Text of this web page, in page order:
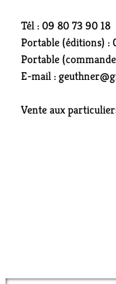
Tél : 09 80 73 90 18
Portable (éditions) :
Portable
E-mail :
Vente aux